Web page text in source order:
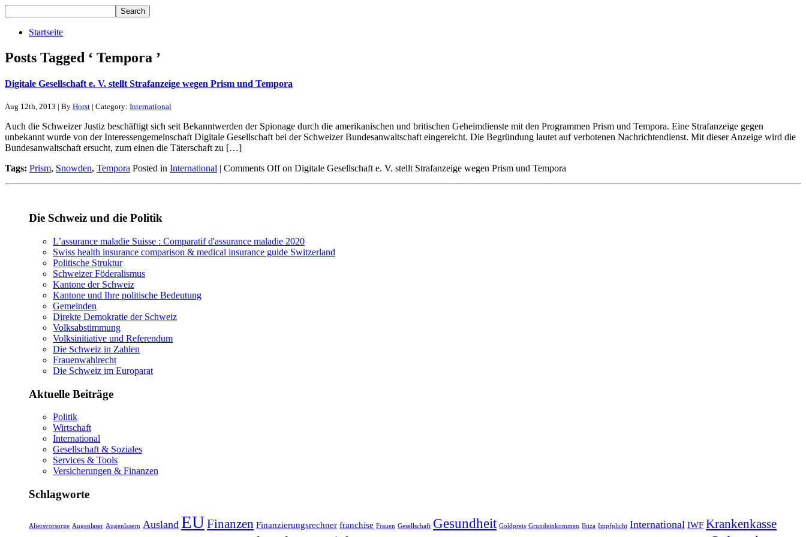
Startseite
Posts Tagged ‘ Tempora ’
Digitale Gesellschaft e. V. stellt Strafanzeige wegen Prism und Tempora
Aug 12th, 2013 | By Horst | Category: International
Auch die Schweizer Justiz beschäftigt sich seit Bekanntwerden der Spionage durch die amerikanischen und britischen Geheimdienste mit den Programmen Prism und Tempora. Eine Strafanzeige gegen
unbekannt wurde von der Interessengemeinschaft Digitale Gesellschaft bei der Schweizer Bundesanwaltschaft eingereicht. Die Begründung lautet auf verbotenen Nachrichtendienst. Mit dieser Anzeige wird die
Bundesanwaltschaft ersucht, zum einen die Täterschaft zu […]
Tags: Prism, Snowden, Tempora Posted in International | Comments Offon Digitale Gesellschaft e. V. stellt Strafanzeige wegen Prism und Tempora
Die Schweiz und die Politik
L’assurance maladie Suisse : Comparatif d'assurance maladie 2020
Swiss health insurance comparison & medical insurance guide Switzerland
Politische Struktur
Schweizer Föderalismus
Kantone der Schweiz
Kantone und Ihre politische Bedeutung
Gemeinden
Direkte Demokratie der Schweiz
Volksabstimmung
Volksinitiative und Referendum
Die Schweiz in Zahlen
Frauenwahlrecht
Die Schweiz im Europarat
Aktuelle Beiträge
Politik
Wirtschaft
International
Gesellschaft & Soziales
Services & Tools
Versicherungen & Finanzen
Schlagworte
Altersvorsorge Augenlaser Augenlasern Ausland EUFinanzen Finanzierungsrechner franchise Frauen Gesellschaft Gesundheit Goldpreis Grundeinkommen Ibiza Impfplicht International IWF Krankenkasse